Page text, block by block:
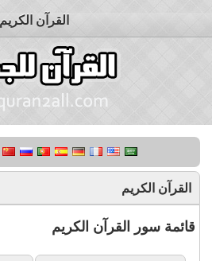
القرآن الكريم
القرآن الكريم
قائمة سور القرآن الكريم